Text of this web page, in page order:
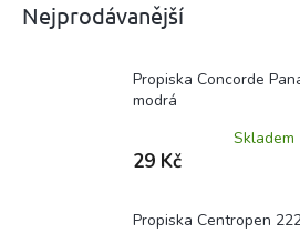
Nejprodávanější
Propiska Concorde
modrá
Skladem
29 Kč
Propiska Centropen